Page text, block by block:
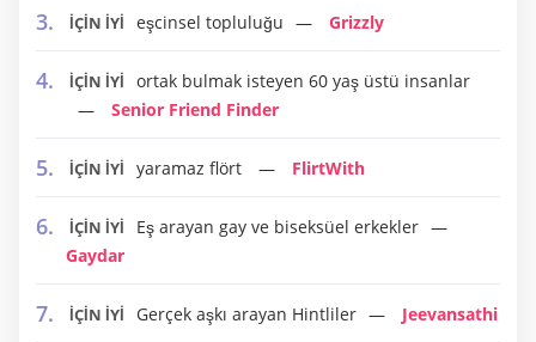
İÇİN İYİ eşcinsel topluluğu Grizzly
İÇİN İYİ
ortak bulmak isteyen 60 yaş üstü insanlar
Senior Friend Finder
İÇİN İYİ yaramaz flört FlirtWith
İÇİN İYİ
Eş arayan gay ve biseksüel erkekler
Gaydar
İÇİN İYİ Gerçek aşkı arayan Hintliler Jeevansathi